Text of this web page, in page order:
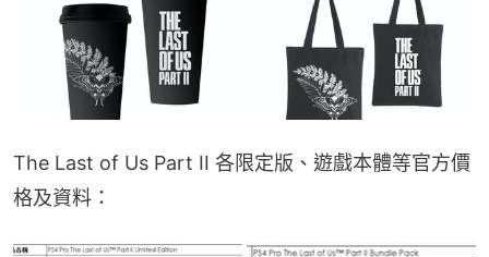
The Last of Us Part II 各限定版、遊戲本體等官方價
格及資料：